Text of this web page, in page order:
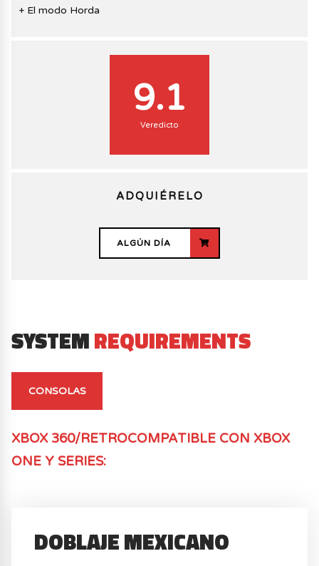
El modo Horda
9.1
Veredicto
ADQUIÉRELO
ALGÚN DÍA
SYSTEMREQUIREMENTS
CONSOLAS
XBOX 360/RETROCOMPATIBLE CON XBOX
ONE Y SERIES:
DOBLAJE MEXICANO